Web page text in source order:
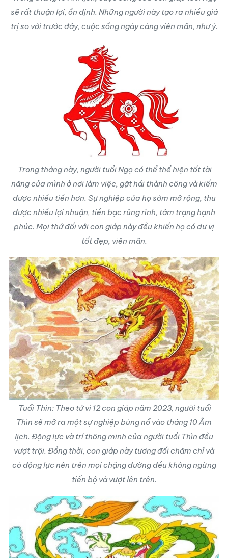
sẽ rất thuận lợi, ổn định. Những người này tạo ra nhiều giá
trị so với trước đây, cuộc sống ngày càng viên mãn, như ý.
Trong tháng này, người tuổi Ngọ có thể thể hiện tốt tài
năng của mình ở nơi làm việc, gặt hái thành công và kiếm
được nhiều tiền hơn. Sự nghiệp của họ sớm mở rộng, thu
được nhiều lợi nhuận, tiền bạc rủng rỉnh, tâm trạng hạnh
phúc. Mọi thứ đối với con giáp này đều khiến họ có dư vị
tốt đẹp, viên mãn.
Tuổi Thìn: Theo tử vi 12 con giáp năm 2023, người tuổi
Thìn sẽ mở ra một sự nghiệp bùng nổ vào tháng 10 Âm
lịch. Động lực và trí thông minh của người tuổi Thìn đều
vượt trội. Đồng thời, con giáp này tương đối chăm chỉ và
có động lực nên trên mọi chặng đường đều không ngừng
tiến bộ và vượt lên trên.